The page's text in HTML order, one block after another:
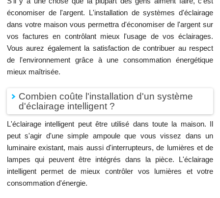
économiser de l'argent. L'installation de systèmes d'éclairage
dans votre maison vous permettra d'économiser de l'argent sur
vos factures en contrôlant mieux l'usage de vos éclairages.
Vous aurez également la satisfaction de contribuer au respect
de l'environnement grâce à une consommation énergétique
mieux maîtrisée.
Combien coûte l'installation d'un système
d'éclairage intelligent ?
L'éclairage intelligent peut être utilisé dans toute la maison. Il
peut s'agir d'une simple ampoule que vous vissez dans un
luminaire existant, mais aussi d'interrupteurs, de lumières et de
lampes qui peuvent être intégrés dans la pièce. L'éclairage
intelligent permet de mieux contrôler vos lumières et votre
consommation d'énergie.